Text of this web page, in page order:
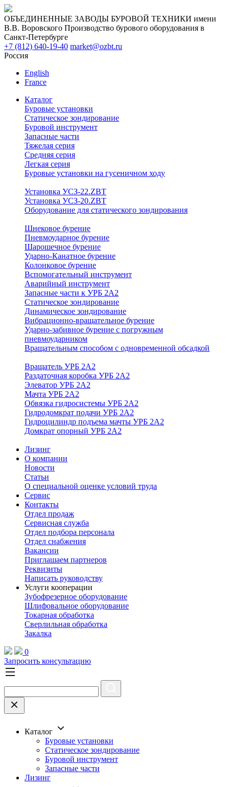
ОБЪЕДИНЕННЫЕ ЗАВОДЫ БУРОВОЙ ТЕХНИКИ имени
В.В. Воровского Производство бурового оборудования в
Санкт-Петербурге
+7 (812) 640-19-40 market@ozbt.ru
Россия
English
France
Каталог
Буровые установки
Статическое зондирование
Буровой инструмент
Запасные части
Тяжелая серия
Средняя серия
Легкая серия
Буровые установки на гусеничном ходу
Установка УСЗ-22.ZBT
Установка УСЗ-20.ZBT
Оборудование для статического зондирования
Шнековое бурение
Пневмоударное бурение
Шарошечное бурение
Ударно-Канатное бурение
Колонковое бурение
Вспомогательный инструмент
Аварийный инструмент
Запасные части к УРБ 2А2
Статическое зондирование
Динамическое зондирование
Вибрационно-вращательное бурение
Ударно-забивное бурение с погружным
пневмоударником
Вращательным способом с одновременной обсадкой
Вращатель УРБ 2А2
Раздаточная коробка УРБ 2А2
Элеватор УРБ 2А2
Мачта УРБ 2А2
Обвязка гидросистемы УРБ 2А2
Гидродомкрат подачи УРБ 2А2
Гидроцилиндр подъема мачты УРБ 2А2
Домкрат опорный УРБ 2А2
Лизинг
О компании
Новости
Статьи
О специальной оценке условий труда
Сервис
Контакты
Отдел продаж
Сервисная служба
Отдел подбора персонала
Отдел снабжения
Вакансии
Приглашаем партнеров
Реквизиты
Написать руководству
Услуги кооперации
Зубофрезерное оборудование
Шлифовальное оборудование
Токарная обработка
Cверлильная обработка
Закалка
0
Запросить консультацию
Каталог
Буровые установки
Статическое зондирование
Буровой инструмент
Запасные части
Лизинг